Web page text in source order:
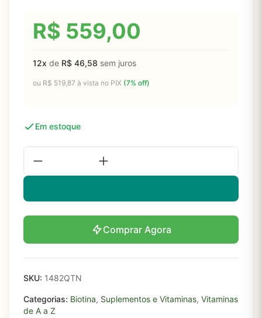
R$ 559,00
12x de R$ 46,58 sem juros
ou R$ 519,87 à vista no PIX (7% off)
Em estoque
Comprar Agora
SKU: 1482QTN
Categorias: Biotina, Suplementos e Vitaminas, Vitaminas
de A a Z